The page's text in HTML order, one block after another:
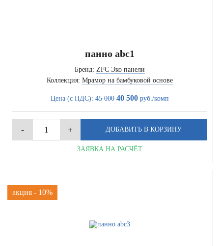
панно abc1
Бренд: ZFC Эко панели
Коллекция: Мрамор на бамбуковой основе
Цена (с НДС): 45 000 40 500 руб./комп
ЗАЯВКА НА РАСЧЁТ
акция - 10%